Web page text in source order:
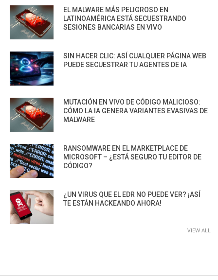
EL MALWARE MÁS PELIGROSO EN
LATINOAMÉRICA ESTÁ SECUESTRANDO
SESIONES BANCARIAS EN VIVO
SIN HACER CLIC: ASÍ CUALQUIER PÁGINA WEB
PUEDE SECUESTRAR TU AGENTES DE IA
MUTACIÓN EN VIVO DE CÓDIGO MALICIOSO:
CÓMO LA IA GENERA VARIANTES EVASIVAS DE
MALWARE
RANSOMWARE EN EL MARKETPLACE DE
MICROSOFT – ¿ESTÁ SEGURO TU EDITOR DE
CÓDIGO?
¿UN VIRUS QUE EL EDR NO PUEDE VER? ¡ASÍ
TE ESTÁN HACKEANDO AHORA!
VIEW ALL